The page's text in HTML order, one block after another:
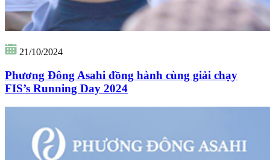
21/10/2024
Phương Đông Asahi đồng hành cùng giải chạy
FIS’s Running Day 2024